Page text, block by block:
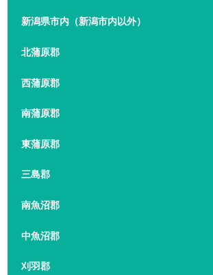
新潟県市内（新潟市内以外）
北蒲原郡
西蒲原郡
南蒲原郡
東蒲原郡
三島郡
南魚沼郡
中魚沼郡
刈羽郡